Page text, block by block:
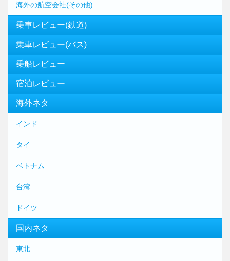
海外の航空会社(その他)
乗車レビュー(鉄道)
乗車レビュー(バス)
乗船レビュー
宿泊レビュー
海外ネタ
インド
タイ
ベトナム
台湾
ドイツ
国内ネタ
東北